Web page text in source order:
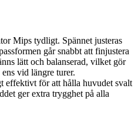
Mips tydligt. Spännet justeras
går snabbt att finjustera
lätt och balanserad, vilket gör
vid längre turer.
effektivt för att hålla huvudet svalt
ger extra trygghet på alla